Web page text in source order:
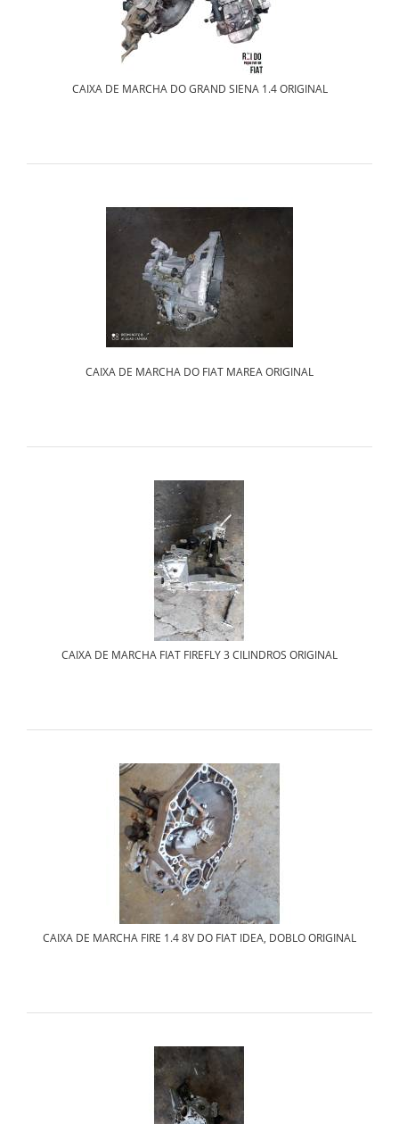
CAIXA DE MARCHA DO GRAND SIENA 1.4 ORIGINAL
CAIXA DE MARCHA DO FIAT MAREA ORIGINAL
CAIXA DE MARCHA FIAT FIREFLY 3 CILINDROS ORIGINAL
CAIXA DE MARCHA FIRE 1.4 8V DO FIAT IDEA, DOBLO ORIGINAL